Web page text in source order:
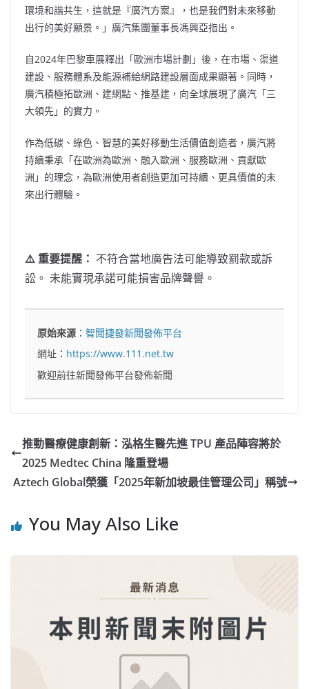
環境和諧共生，這就是『廣汽方案』，也是我們對未來移動
出行的美好願景。」廣汽集團董事長馮興亞指出。
自2024年巴黎車展釋出「歐洲市場計劃」後，在市場、渠道
建設、服務體系及能源補給網路建設層面成果顯著。同時，
廣汽積極拓歐洲、建網點、推基建，向全球展現了廣汽「三
大領先」的實力。
作為低碳、綠色、智慧的美好移動生活價值創造者，廣汽將
持續秉承「在歐洲為歐洲、融入歐洲、服務歐洲、貢獻歐
洲」的理念，為歐洲使用者創造更加可持續、更具價值的未
來出行體驗。
⚠️ 重要提醒： 不符合當地廣告法可能導致罰款或訴
訟。 未能實現承諾可能損害品牌聲譽。
原始來源 ：智聞捷發新聞發佈平台
網址： https://www.111.net.tw
歡迎前往新聞發佈平台發佈新聞
推動醫療健康創新：泓格生醫先進 TPU 產品陣容將於
2025 Medtec China 隆重登場
Aztech Global榮獲「2025年新加坡最佳管理公司」稱號
You May Also Like